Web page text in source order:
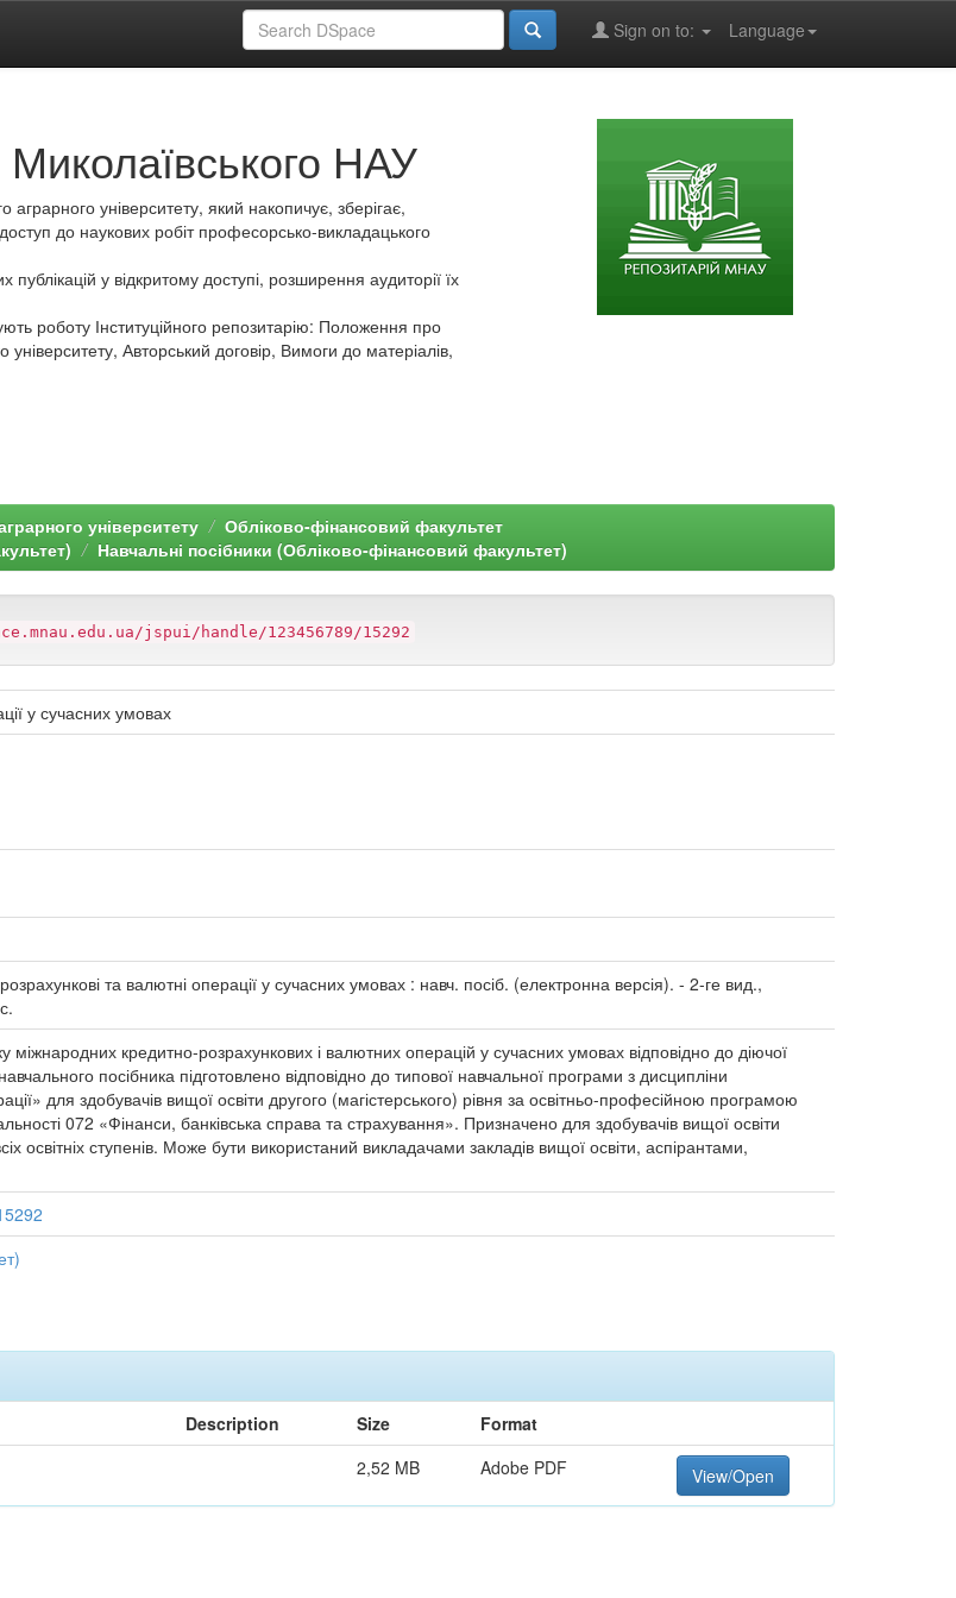
Language
Sign on to:
Миколаївського НАУ
аграрного університету, який накопичує, зберігає,
до наукових робіт професорсько-викладацького
у відкритому доступі, розширення аудиторії їх
роботу Інституційного репозитарію: Положення про
університету, Авторський договір, Вимоги до матеріалів,
університету
Обліково-фінансовий факультет
Навчальні посібники (Обліково-фінансовий факультет)
jspui/handle/123456789/15292
у сучасних умовах
та валютні операції у сучасних умовах : навч. посіб. (електронна версія). - 2-ге вид.,
міжнародних кредитно-розрахункових і валютних операцій у сучасних умовах відповідно до діючої
посібника підготовлено відповідно до типової навчальної програми з дисципліни
для здобувачів вищої освіти другого (магістерського) рівня за освітньо-професійною програмою
072 «Фінанси, банківська справа та страхування». Призначено для здобувачів вищої освіти
освітніх ступенів. Може бути використаний викладачами закладів вищої освіти, аспірантами,
Description Size
Format
2,52 MB Adobe PDF View/Open